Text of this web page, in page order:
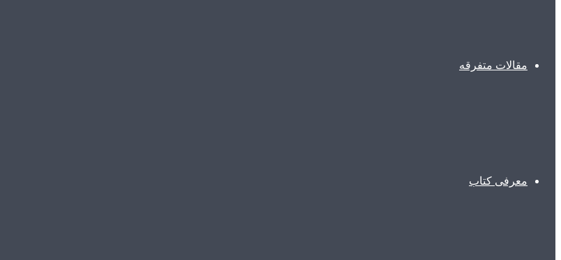
مقالات متفرقه
معرفی کتاب